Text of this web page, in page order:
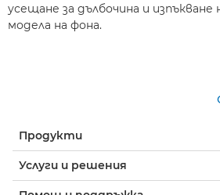
усещане за дълбочина и изпъкване
модела на фона.
Продукти
Услуги и решения